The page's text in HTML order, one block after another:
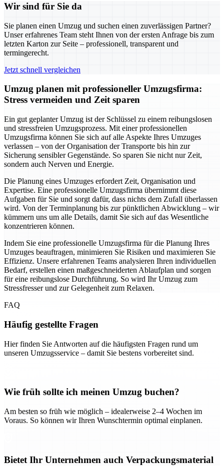
Wir sind für Sie da
Sie planen einen Umzug und suchen einen zuverlässigen Partner?
Unser erfahrenes Team steht Ihnen von der ersten Anfrage bis zum
letzten Karton zur Seite – professionell, transparent und
termingerecht.
Jetzt schnell vergleichen
Umzug planen mit professioneller Umzugsfirma:
Stress vermeiden und Zeit sparen
Ein gut geplanter Umzug ist der Schlüssel zu einem reibungslosen
und stressfreien Umzugsprozess. Mit einer professionellen
Umzugsfirma können Sie sich auf alle Aspekte Ihres Umzuges
verlassen – von der Organisation der Transporte bis hin zur
Sicherung sensibler Gegenstände. So sparen Sie nicht nur Zeit,
sondern auch Nerven und Energie.
Die Planung eines Umzuges erfordert Zeit, Organisation und
Expertise. Eine professionelle Umzugsfirma übernimmt diese
Aufgaben für Sie und sorgt dafür, dass nichts dem Zufall überlassen
wird. Von der Terminplanung bis zur pünktlichen Abwicklung – wir
kümmern uns um alle Details, damit Sie sich auf das Wesentliche
konzentrieren können.
Indem Sie eine professionelle Umzugsfirma für die Planung Ihres
Umzuges beauftragen, minimieren Sie Risiken und maximieren Sie
Effizienz. Unsere erfahrenen Teams analysieren Ihren individuellen
Bedarf, erstellen einen maßgeschneiderten Ablaufplan und sorgen
für eine reibungslose Durchführung. So wird Ihr Umzug zum
Stressfresser und zur Gelegenheit zum Relaxen.
FAQ
Häufig gestellte Fragen
Hier finden Sie Antworten auf die häufigsten Fragen rund um
unseren Umzugsservice – damit Sie bestens vorbereitet sind.
Wie früh sollte ich meinen Umzug buchen?
Am besten so früh wie möglich – idealerweise 2–4 Wochen im
Voraus. So können wir Ihren Wunschtermin optimal einplanen.
Bietet Ihr Unternehmen auch Verpackungsmaterial